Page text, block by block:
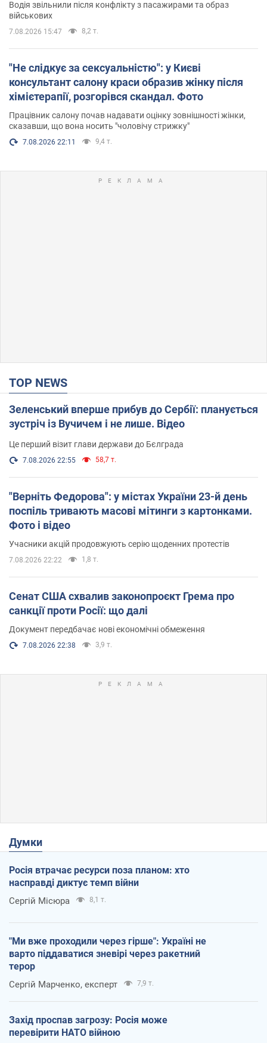
Водія звільнили після конфлікту з пасажирами та образ
військових
7.08.2026 15:47 8,2 т.
"Не слідкує за сексуальністю": у Києві
консультант салону краси образив жінку після
хімієтерапії, розгорівся скандал. Фото
Працівник салону почав надавати оцінку зовнішності жінки,
сказавши, що вона носить "чоловічу стрижку"
7.08.2026 22:11 9,4 т.
TOP NEWS
Зеленський вперше прибув до Сербії: планується
зустріч із Вучичем і не лише. Відео
Це перший візит глави держави до Бєлграда
7.08.2026 22:55 58,7 т.
"Верніть Федорова": у містах України 23-й день
поспіль тривають масові мітинги з картонками.
Фото і відео
Учасники акцій продовжують серію щоденних протестів
7.08.2026 22:22 1,8 т.
Сенат США схвалив законопроєкт Грема про
санкції проти Росії: що далі
Документ передбачає нові економічні обмеження
7.08.2026 22:38 3,9 т.
Думки
Росія втрачає ресурси поза планом: хто
насправді диктує темп війни
Сергій Місюра 8,1 т.
"Ми вже проходили через гірше": Україні не
варто піддаватися зневірі через ракетний
терор
Сергій Марченко, експерт 7,9 т.
Захід проспав загрозу: Росія може
перевірити НАТО війною